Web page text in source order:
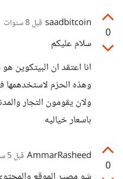
0
saadbitcoin قبل 8 سنوات
سلام عليكم
انا اعتقد ان
وهذه الحزم
ولان يقومون التجار
باسعار خياليه
0
AmmarRasheed قبل 5 سنوات